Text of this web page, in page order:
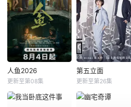
人鱼2026
更新至第08集
第五立面
更新至第26集